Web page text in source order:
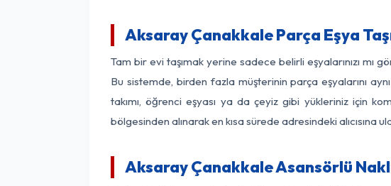
Aksaray Çanakkale Parça Eşya
Tam bir evi taşımak yerine sadece belirli eşyalarınızı
Bu sistemde, birden fazla müşterinin parça eşyalarını
takımı, öğrenci eşyası ya da çeyiz gibi yükleriniz için
bölgesinden alınarak en kısa sürede adresindeki alıcısına
Aksaray Çanakkale Asansörlü